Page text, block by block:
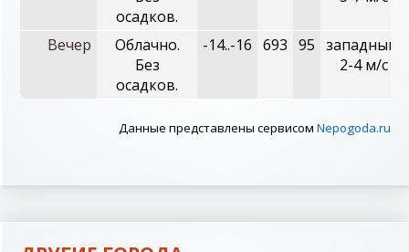
осадков.
Вечер
Облачно.
Без
осадков.
-14..-16 693 95 западный,
2-4 м/с
Данные представлены сервисом Nepogoda.ru